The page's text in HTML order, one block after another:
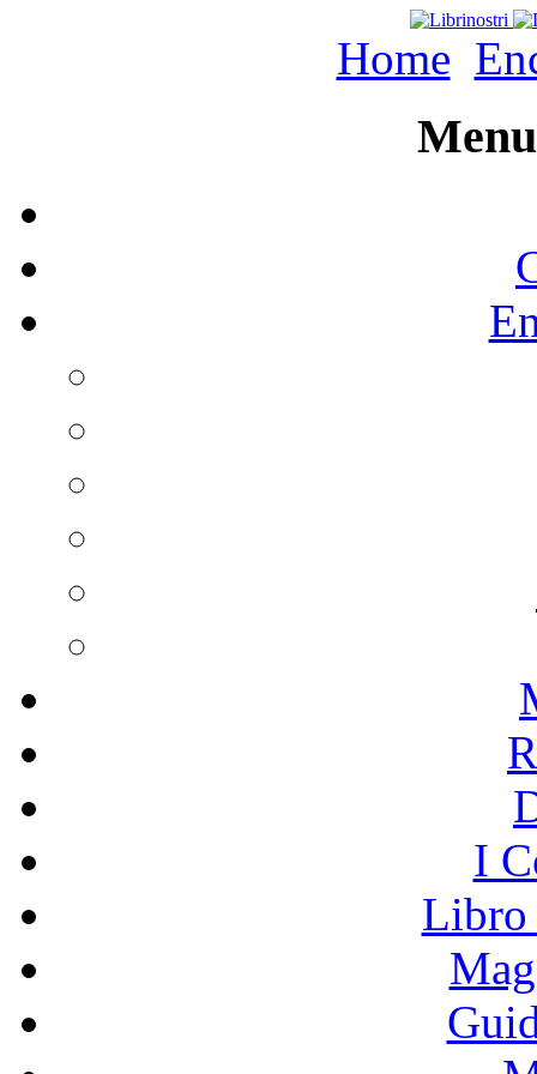
Home
I
Libro